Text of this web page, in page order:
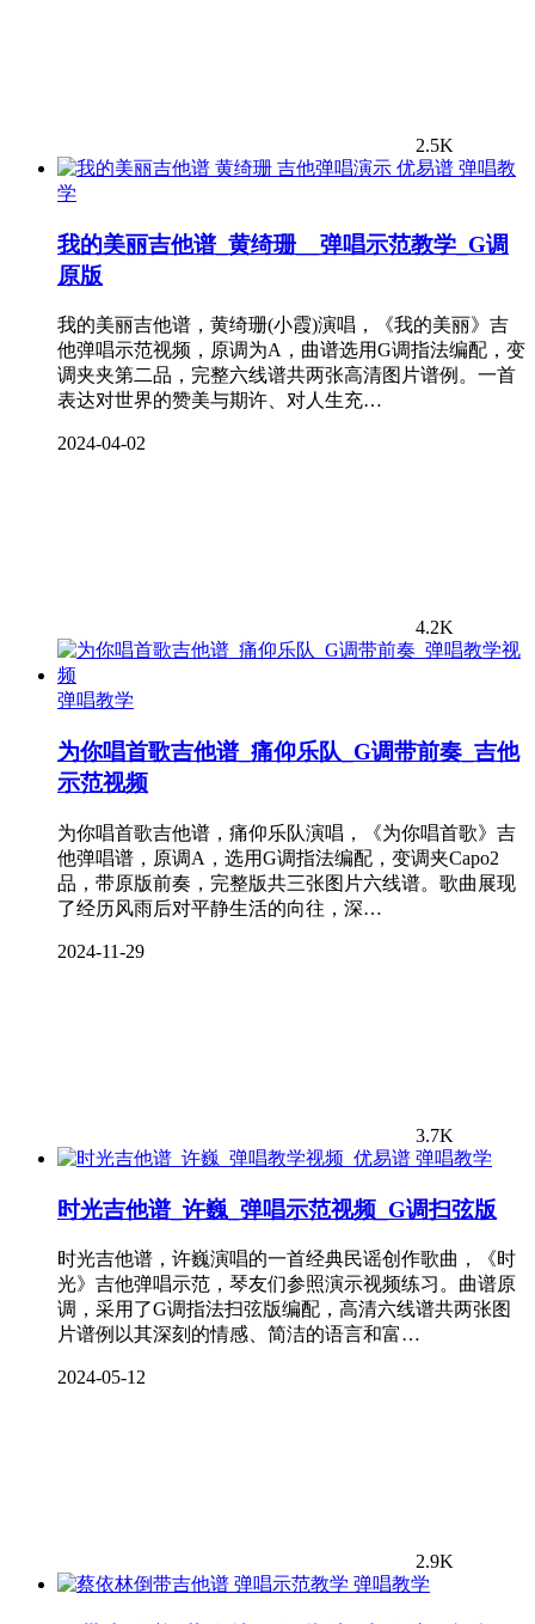
2.5K
弹唱教
学
我的美丽吉他谱_黄绮珊__弹唱示范教学_G调
原版
我的美丽吉他谱，黄绮珊(小霞)演唱，《我的美丽》吉
他弹唱示范视频，原调为A，曲谱选用G调指法编配，变
调夹夹第二品，完整六线谱共两张高清图片谱例。一首
表达对世界的赞美与期许、对人生充…
2024-04-02
4.2K
弹唱教学
为你唱首歌吉他谱_痛仰乐队_G调带前奏_吉他
示范视频
为你唱首歌吉他谱，痛仰乐队演唱，《为你唱首歌》吉
他弹唱谱，原调A，选用G调指法编配，变调夹Capo2
品，带原版前奏，完整版共三张图片六线谱。歌曲展现
了经历风雨后对平静生活的向往，深…
2024-11-29
3.7K
弹唱教学
时光吉他谱_许巍_弹唱示范视频_G调扫弦版
时光吉他谱，许巍演唱的一首经典民谣创作歌曲，《时
光》吉他弹唱示范，琴友们参照演示视频练习。曲谱原
调，采用了G调指法扫弦版编配，高清六线谱共两张图
片谱例以其深刻的情感、简洁的语言和富…
2024-05-12
2.9K
弹唱教学